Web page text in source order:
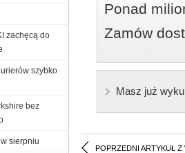
Ponad
Zamów
Masz już
POPRZEDNI ARTYKUŁ Z
zachęcą do
szybko
bez
sierpniu